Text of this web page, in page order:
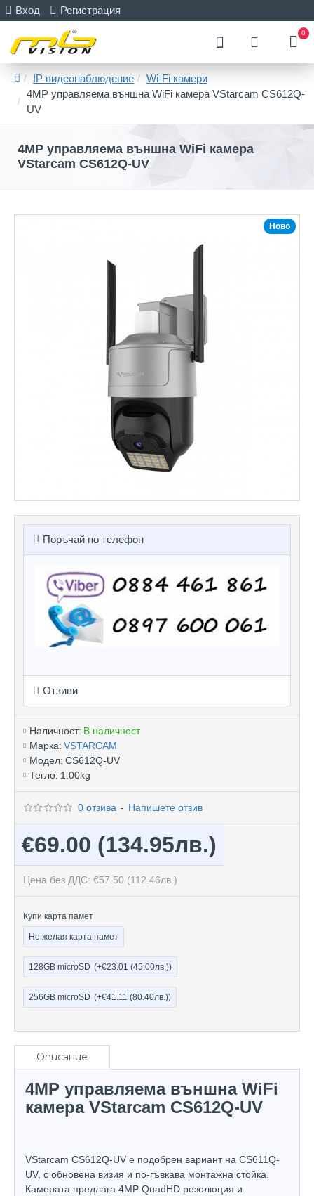
Вход Регистрация
0
IP видеонаблюдение
Wi-Fi камери
4MP управляема външна WiFi камера VStarcam CS612Q-
UV
4MP управляема външна WiFi камера
VStarcam CS612Q-UV
Ново
Поръчай по телефон
Отзиви
Наличност: В наличност
Марка: VSTARCAM
Модел: CS612Q-UV
Тегло: 1.00kg
0 отзива - Напишете отзив
€69.00 (134.95лв.)
Цена без ДДС: €57.50 (112.46лв.)
Купи карта памет
Не желая карта памет
128GB microSD (+€23.01 (45.00лв.))
256GB microSD (+€41.11 (80.40лв.))
Описание
4MP управляема външна WiFi
камера VStarcam CS612Q-UV
VStarcam CS612Q-UV е подобрен вариант на CS611Q-
UV, с обновена визия и по-гъвкава монтажна стойка.
Камерата предлага 4MP QuadHD резолюция и